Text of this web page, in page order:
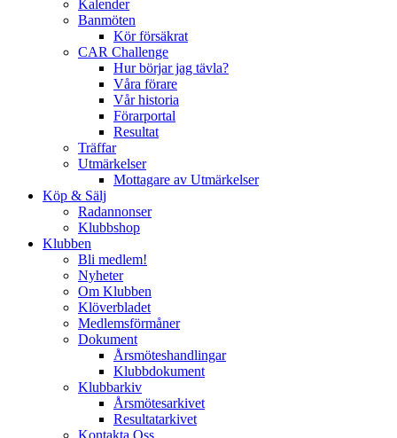
Kalender
Banmöten
Kör försäkrat
CAR Challenge
Hur börjar jag tävla?
Våra förare
Vår historia
Förarportal
Resultat
Träffar
Utmärkelser
Mottagare av Utmärkelser
Köp & Sälj
Radannonser
Klubbshop
Klubben
Bli medlem!
Nyheter
Om Klubben
Klöverbladet
Medlemsförmåner
Dokument
Årsmöteshandlingar
Klubbdokument
Klubbarkiv
Årsmötesarkivet
Resultatarkivet
Kontakta Oss